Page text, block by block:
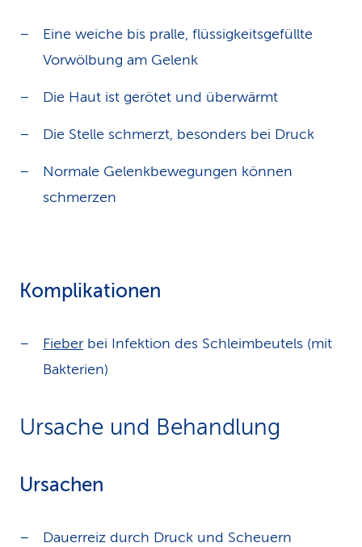
Eine weiche bis pralle, flüssigkeitsgefüllte
Vorwölbung am Gelenk
Die Haut ist gerötet und überwärmt
Die Stelle schmerzt, besonders bei Druck
Normale Gelenkbewegungen können
schmerzen
Komplikationen
Fieber bei Infektion des Schleimbeutels (mit
Bakterien)
Ursache und Behandlung
Ursachen
Dauerreiz durch Druck und Scheuern